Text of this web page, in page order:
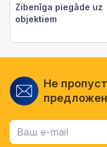
Zibenīga piegāde uz
objektiem
Не